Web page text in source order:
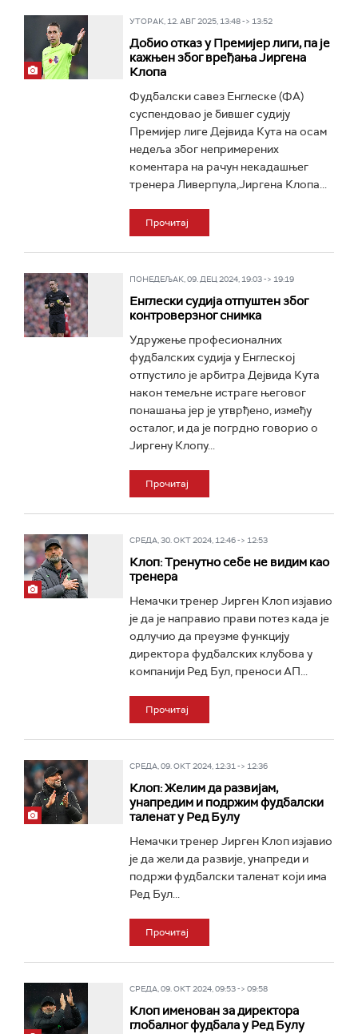
УТОРАК, 12. АВГ 2025, 13:48 -> 13:52
Добио отказ у Премијер лиги, па је
кажњен због вређања Јиргена
Клопа
Фудбалски савез Енглеске (ФА)
суспендовао је бившег судију
Премијер лиге Дејвида Кута на осам
недеља због непримерених
коментара на рачун некадашњег
тренера Ливерпула,Јиргена Клопа...
Прочитај
ПОНЕДЕЉАК, 09. ДЕЦ 2024, 19:03 -> 19:19
Енглески судија отпуштен због
контроверзног снимка
Удружење професионалних
фудбалских судија у Енглеској
отпустило је арбитра Дејвида Кута
након темељне истраге његовог
понашања јер је утврђено, између
осталог, и да је погрдно говорио о
Јиргену Клопу...
Прочитај
СРЕДА, 30. ОКТ 2024, 12:46 -> 12:53
Клоп: Тренутно себе не видим као
тренера
Немачки тренер Јирген Клоп изјавио
је да је направио прави потез када је
одлучио да преузме функцију
директора фудбалских клубова у
компанији Ред Бул, преноси АП...
Прочитај
СРЕДА, 09. ОКТ 2024, 12:31 -> 12:36
Клоп: Желим да развијам,
унапредим и подржим фудбалски
таленат у Ред Булу
Немачки тренер Јирген Клоп изјавио
је да жели да развије, унапреди и
подржи фудбалски таленат који има
Ред Бул...
Прочитај
СРЕДА, 09. ОКТ 2024, 09:53 -> 09:58
Клоп именован за директора
глобалног фудбала у Ред Булу